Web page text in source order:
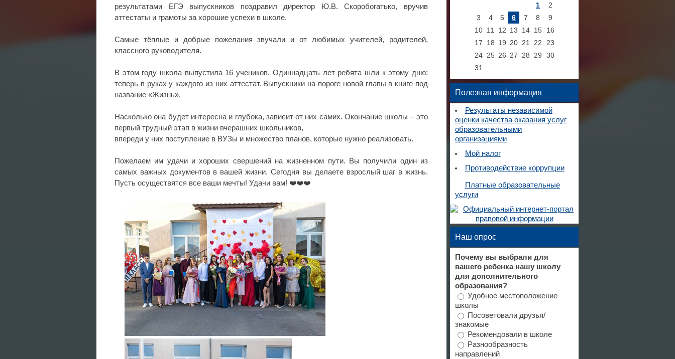
результатами ЕГЭ выпускников поздравил директор Ю.В. Скоробогатько, вручив
аттестаты и грамоты за хорошие успехи в школе.
Самые тёплые и добрые пожелания звучали и от любимых учителей, родителей,
классного руководителя.
В этом году школа выпустила 16 учеников. Одиннадцать лет ребята шли к этому дню:
теперь в руках у каждого из них аттестат. Выпускники на пороге новой главы в книге под
название «Жизнь».
Насколько она будет интересна и глубока, зависит от них самих. Окончание школы – это
первый трудный этап в жизни вчерашних школьников,
впереди у них поступление в ВУЗы и множество планов, которые нужно реализовать.
Пожелаем им удачи и хороших свершений на жизненном пути. Вы получили один из
самых важных документов в вашей жизни. Сегодня вы делаете взрослый шаг в жизнь.
Пусть осуществятся все ваши мечты! Удачи вам! ❤️❤️❤️
1
2
3
4 5 6 7 8
9
10 11 12 13 14 15
16
17
18 19 20 21 22
23
24 25 26 27 28 29
30
31
Полезная информация
Результаты независимой
оценки качества оказания услуг
образовательными
организациями
Мой налог
Противодействие коррупции
Платные образовательные
услуги
Наш опрос
Почему вы выбрали для
вашего ребенка нашу школу
для дополнительного
образования?
Удобное местоположение
школы
Посоветовали друзья/
знакомые
Рекомендовали в школе
Разнообразность
направлений